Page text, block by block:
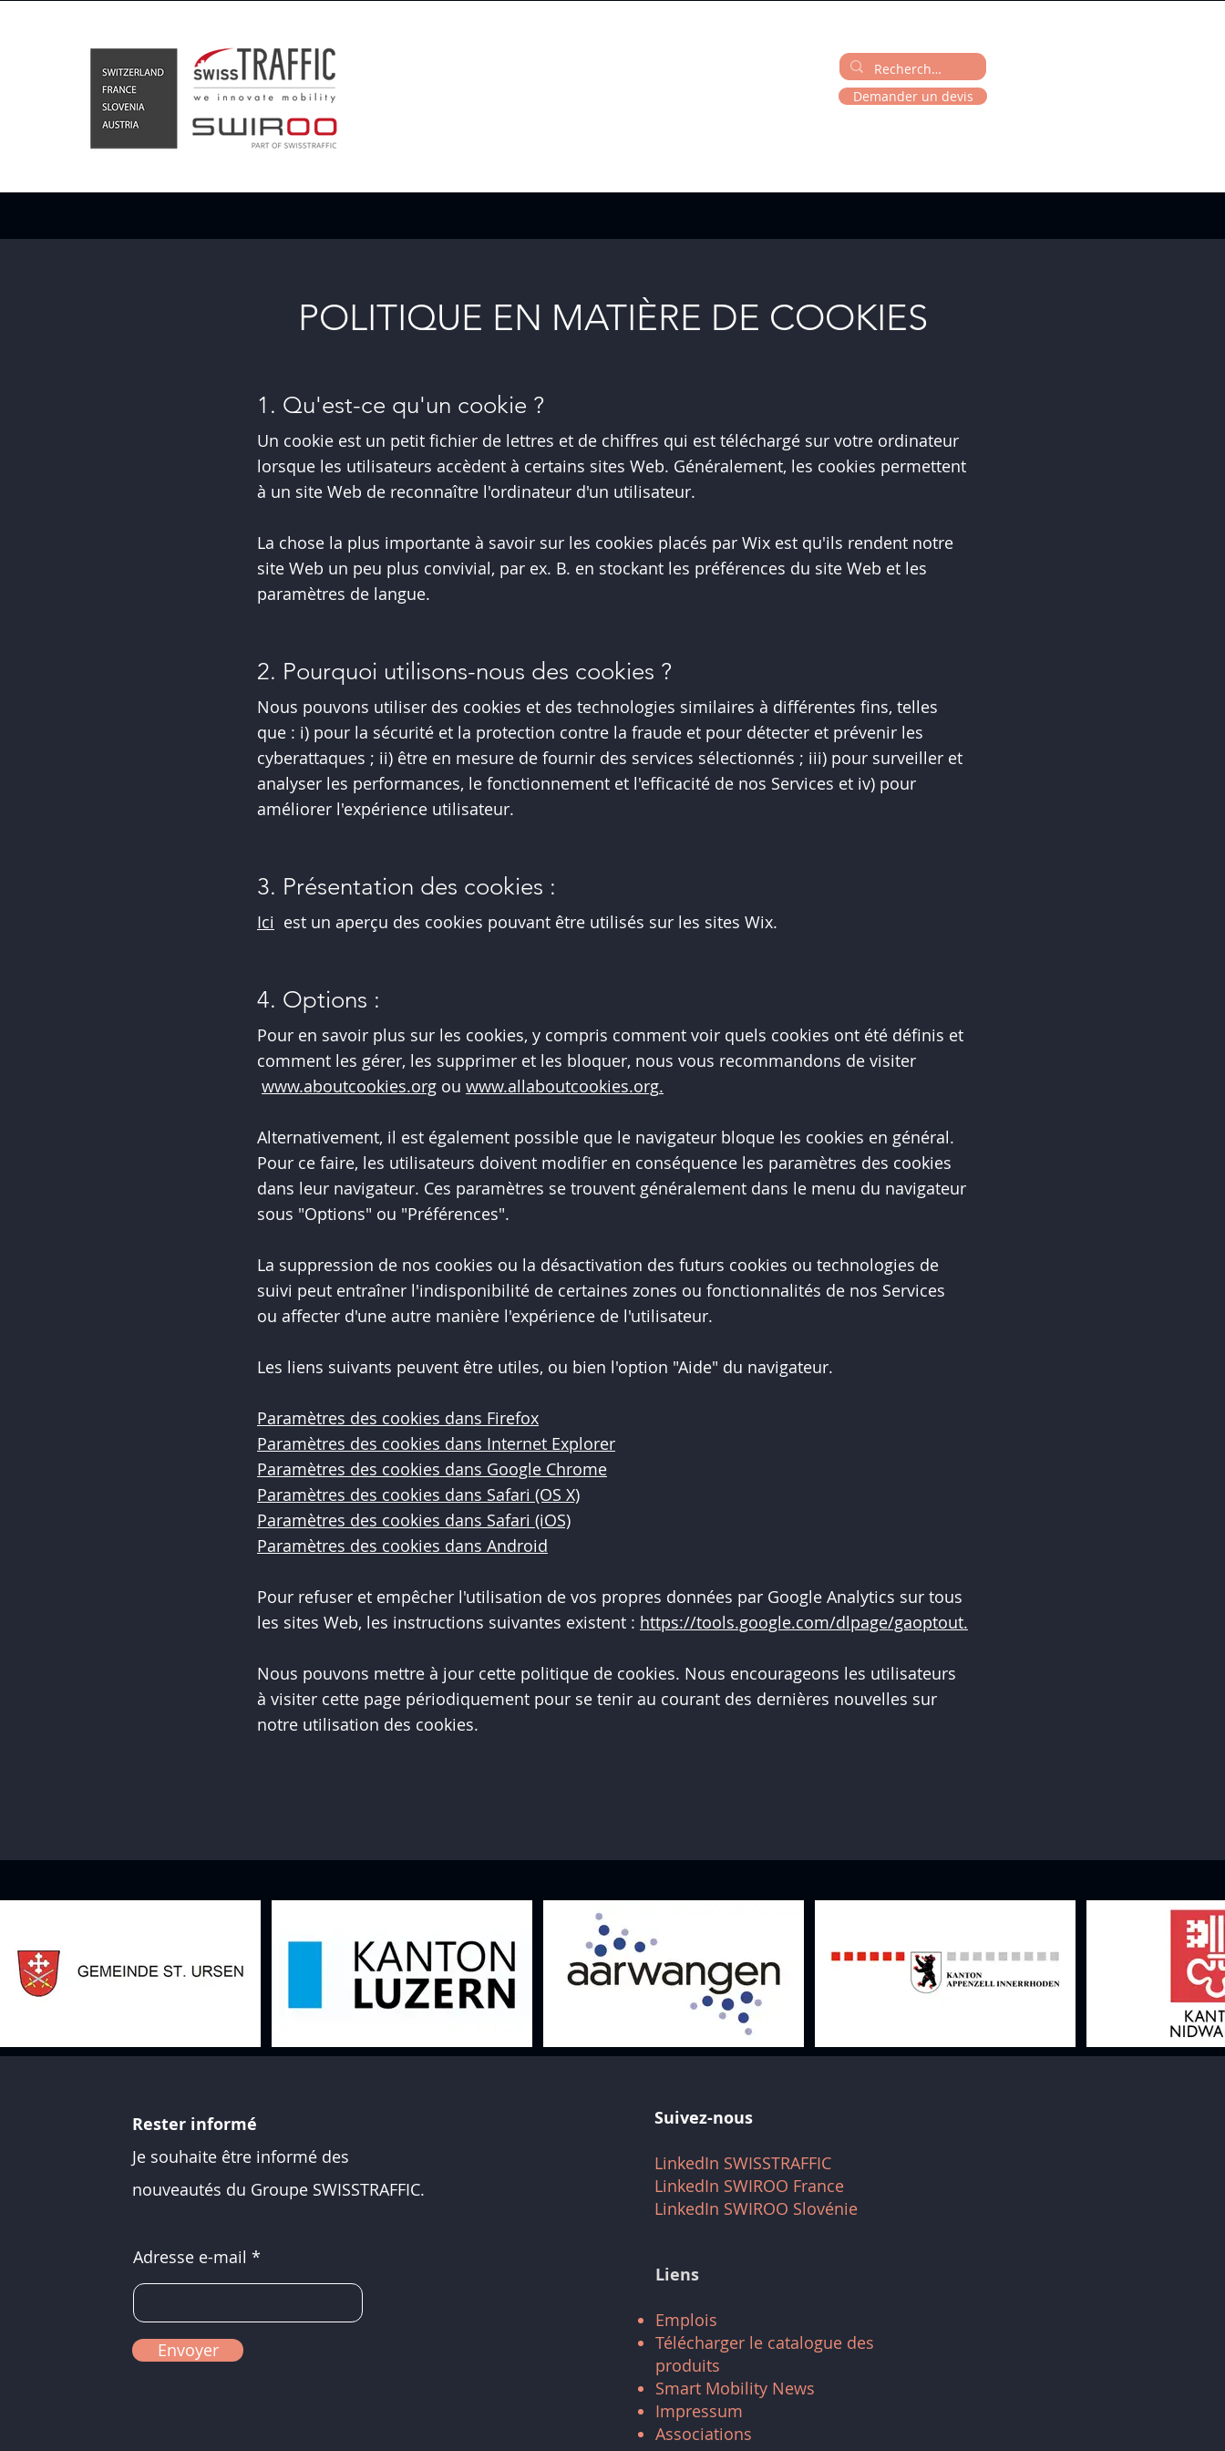
Demander un devis
POLITIQUE EN MATIÈRE DE COOKIES
1. Qu'est-ce qu'un cookie ?
Un cookie est un petit fichier de lettres et de chiffres qui est téléchargé sur votre ordinateur
lorsque les utilisateurs accèdent à certains sites Web. Généralement, les cookies permettent
à un site Web de reconnaître l'ordinateur d'un utilisateur.
La chose la plus importante à savoir sur les cookies placés par Wix est qu'ils rendent notre
site Web un peu plus convivial, par ex. B. en stockant les préférences du site Web et les
paramètres de langue.
2. Pourquoi utilisons-nous des cookies ?
Nous pouvons utiliser des cookies et des technologies similaires à différentes fins, telles
que : i) pour la sécurité et la protection contre la fraude et pour détecter et prévenir les
cyberattaques ; ii) être en mesure de fournir des services sélectionnés ; iii) pour surveiller et
analyser les performances, le fonctionnement et l'efficacité de nos Services et iv) pour
améliorer l'expérience utilisateur.
3. Présentation des cookies :
Ici est un aperçu des cookies pouvant être utilisés sur les sites Wix.
4. Options :
Pour en savoir plus sur les cookies, y compris comment voir quels cookies ont été définis et
comment les gérer, les supprimer et les bloquer, nous vous recommandons de visiter
www.aboutcookies.org ou www.allaboutcookies.org.
Alternativement, il est également possible que le navigateur bloque les cookies en général.
Pour ce faire, les utilisateurs doivent modifier en conséquence les paramètres des cookies
dans leur navigateur. Ces paramètres se trouvent généralement dans le menu du navigateur
sous "Options" ou "Préférences".
La suppression de nos cookies ou la désactivation des futurs cookies ou technologies de
suivi peut entraîner l'indisponibilité de certaines zones ou fonctionnalités de nos Services
ou affecter d'une autre manière l'expérience de l'utilisateur.
Les liens suivants peuvent être utiles, ou bien l'option "Aide" du navigateur.
Paramètres des cookies dans Firefox
Paramètres des cookies dans Internet Explorer
Paramètres des cookies dans Google Chrome
Paramètres des cookies dans Safari (OS X)
Paramètres des cookies dans Safari (iOS)
Paramètres des cookies dans Android
Pour refuser et empêcher l'utilisation de vos propres données par Google Analytics sur tous
les sites Web, les instructions suivantes existent : https://tools.google.com/dlpage/gaoptout.
Nous pouvons mettre à jour cette politique de cookies. Nous encourageons les utilisateurs
à visiter cette page périodiquement pour se tenir au courant des dernières nouvelles sur
notre utilisation des cookies.
Rester informé
Je souhaite être informé des
nouveautés du Groupe SWISSTRAFFIC.
Adresse e-mail
Envoyer
Suivez-nous
LinkedIn SWISSTRAFFIC
LinkedIn SWIROO France
LinkedIn SWIROO Slovénie
Liens
Emplois
Télécharger le catalogue des
produits
Smart Mobility News
Impressum
Associations